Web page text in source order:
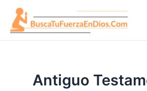
contenido
Antiguo